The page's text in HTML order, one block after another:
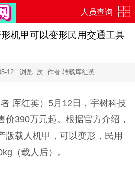
人员查询
机甲可以变形民用交通工具
12 浏览: 次 作者:转载厍红英
厍红英）5月12日，宇树科技
价390万元起。根据官方介绍，
版载人机甲，可以变形，民用
（载人后）。